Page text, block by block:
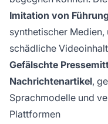
Imitation von
synthetischer
schädliche
Gefälschte
Nachrichtenartikel,
Sprachmodelle und
Plattformen